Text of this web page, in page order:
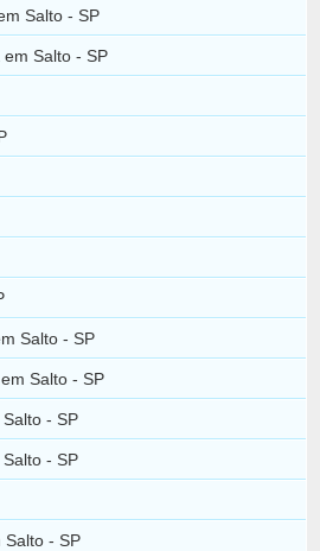
Salto - SP
Salto - SP
Salto - SP
Salto - SP
- SP
- SP
Salto - SP